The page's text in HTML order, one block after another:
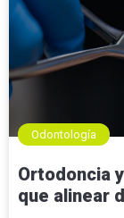
Odontología
Ortodoncia
que alinear